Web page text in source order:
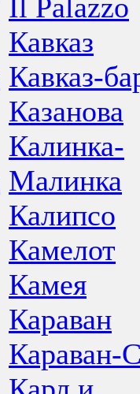
Il Palazzo
Кавказ
Кавказ-
Казанова
Калинка-
Малинка
Калипсо
Камелот
Камея
Караван
Караван-